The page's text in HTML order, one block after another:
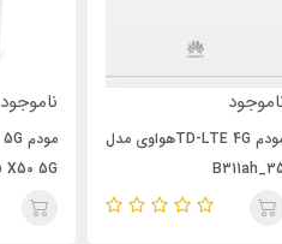
ناموجود
مودم 5G تی پی-لینک مدل
Deco X50 5G
ناموجود
B2368